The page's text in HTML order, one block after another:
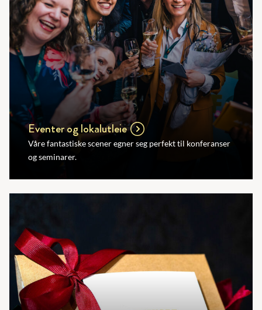
Eventer og lokalutleie
Våre fantastiske scener egner seg perfekt til konferanser
og seminarer.